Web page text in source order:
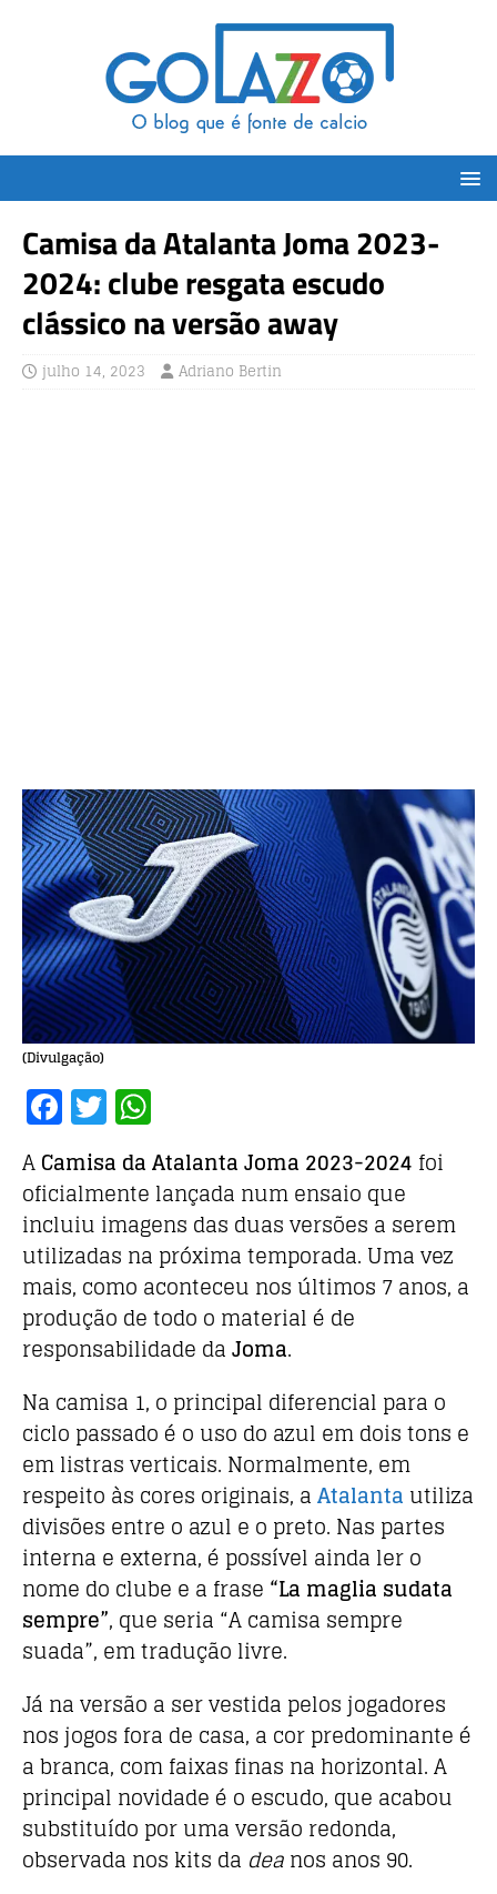
Camisa da Atalanta Joma 2023-
2024: clube resgata escudo
clássico na versão away
julho 14, 2023 Adriano Bertin
(Divulgação)
F
a
c
e
b
o
o
k
T
w
it
te
r
h
at
s
A
p
p
ACamisa da Atalanta Joma 2023-2024 foi
oficialmente lançada num ensaio que
incluiu imagens das duas versões a serem
utilizadas na próxima temporada. Uma vez
mais, como aconteceu nos últimos 7 anos, a
produção de todo o material é de
responsabilidade daJoma.
Na camisa 1, o principal diferencial para o
ciclo passado é o uso do azul em dois tons e
em listras verticais. Normalmente, em
respeito às cores originais, aAtalanta utiliza
divisões entre o azul e o preto. Nas partes
interna e externa, é possível ainda ler o
nome do clube e a frase “La maglia sudata
sempre”, que seria “A camisa sempre
suada”, em tradução livre.
Já na versão a ser vestida pelos jogadores
nos jogos fora de casa, a cor predominante é
a branca, com faixas finas na horizontal. A
principal novidade é o escudo, que acabou
substituído por uma versão redonda,
observada nos kits da deanos anos 90.